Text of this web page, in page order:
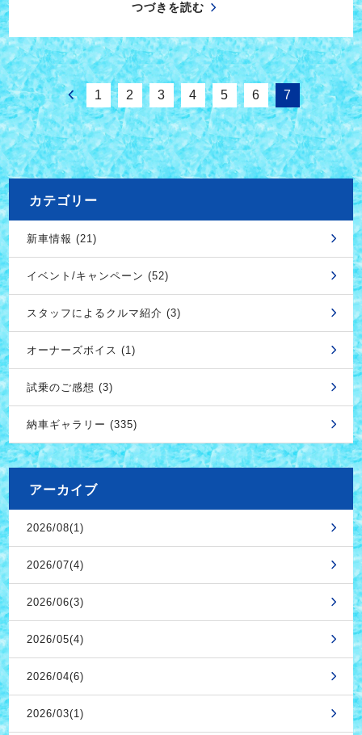
つづきを読む
1 2 3 4 5 6 7
カテゴリー
新車情報 (21)
イベント/キャンペーン (52)
スタッフによるクルマ紹介 (3)
オーナーズボイス (1)
試乗のご感想 (3)
納車ギャラリー (335)
アーカイブ
2026/08(1)
2026/07(4)
2026/06(3)
2026/05(4)
2026/04(6)
2026/03(1)